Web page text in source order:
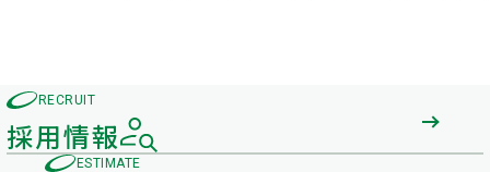
RECRUIT
採用情報
ESTIMATE